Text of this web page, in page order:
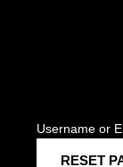
Username or